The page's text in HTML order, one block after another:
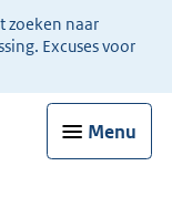
zoeken naar
Excuses voor
Menu